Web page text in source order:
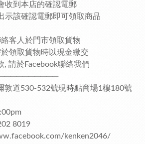
收到本店的確認電郵
示該確認電郵即可領取商品
客人於門市領取貨物
領取貨物時以現金繳交
請於Facebook聯絡我們
敦道530-532號現時點商場1樓180號
8019
kenken2046/